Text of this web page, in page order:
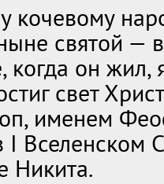
кочевому
святой —
когда он жил,
свет
именем
I Вселенском
Никита.